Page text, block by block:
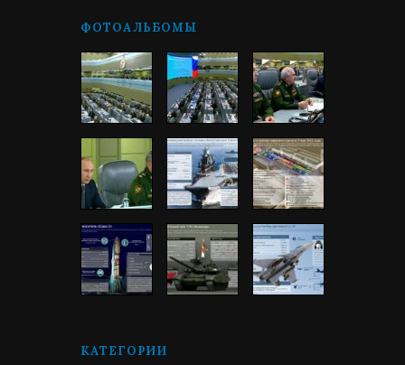
ФОТОАЛЬБОМЫ
КАТЕГОРИИ